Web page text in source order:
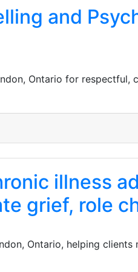
and
Ontario for
illness
grief, role
Ontario, helping